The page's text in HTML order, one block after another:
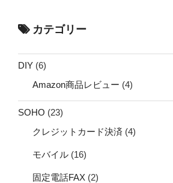
カテゴリー
DIY (6)
Amazon商品レビュー (4)
SOHO (23)
クレジットカード決済 (4)
モバイル (16)
固定電話FAX (2)